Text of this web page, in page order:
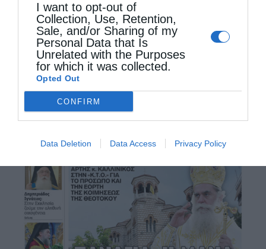
I want to opt-out of
Collection, Use, Retention,
Sale, and/or Sharing of my
Personal Data that Is
Unrelated with the Purposes
for which it was collected.
Opted Out
CONFIRM
Data Deletion Data Access Privacy Policy